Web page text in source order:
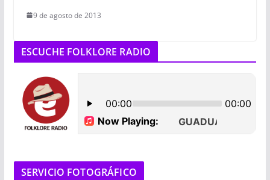
9 de agosto de 2013
ESCUCHE FOLKLORE RADIO
SERVICIO FOTOGRÁFICO